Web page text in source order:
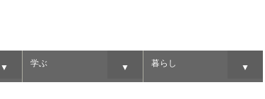
▼ 学ぶ ▼ 暮らし ▼